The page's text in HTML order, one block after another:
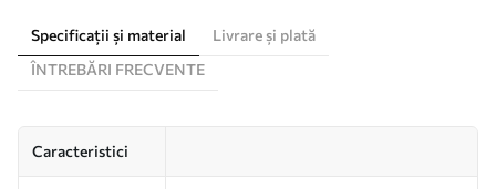
Specificații și material
Livrare și plată
ÎNTREBĂRI FRECVENTE
Caracteristici